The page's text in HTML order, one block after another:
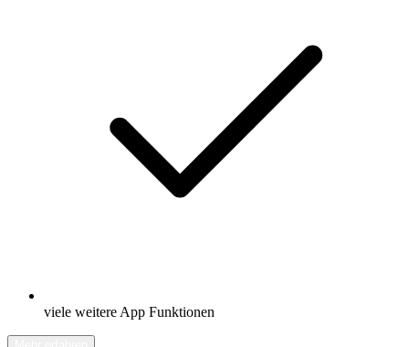
viele weitere App Funktionen